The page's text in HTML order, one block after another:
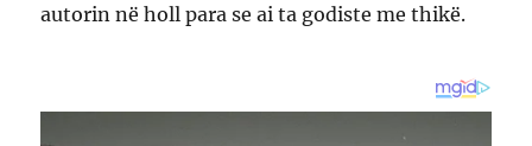
autorin në holl para se ai ta godiste me thikë.